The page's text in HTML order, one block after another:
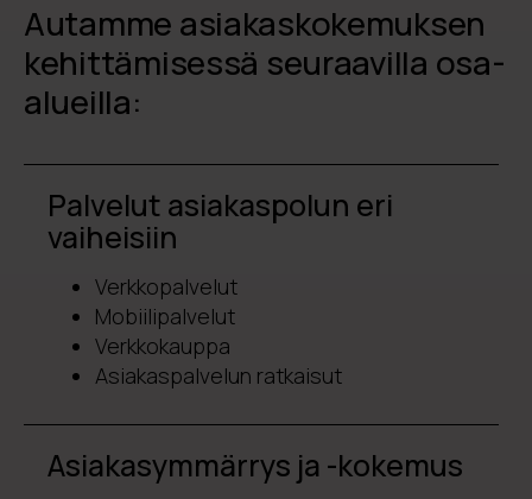
Autamme asiakaskokemuksen
kehittämisessä seuraavilla osa-
alueilla:
Palvelut asiakaspolun eri
vaiheisiin
Verkkopalvelut
Mobiilipalvelut
Verkkokauppa
Asiakaspalvelun ratkaisut
Asiakasymmärrys ja -kokemus